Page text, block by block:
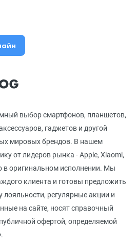
выбор смартфонов, планшетов,
гаджетов и другой
мировых брендов. В нашем
от лидеров рынка - Apple, Xiaomi,
в оригинальном исполнении. Мы
клиента и готовы предложить
лояльности, регулярные акции и
на сайте, носят справочный
офертой, определяемой